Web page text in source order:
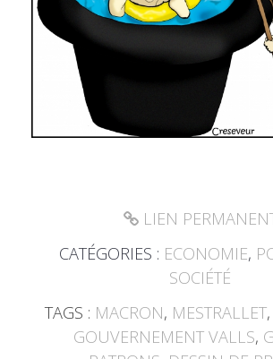
LIEN
CATÉGORIES : ECONOMIE,
SOCIÉTÉ
TAGS : MACRON, MESTRALLET,
GOUVERNEMENT VALLS,